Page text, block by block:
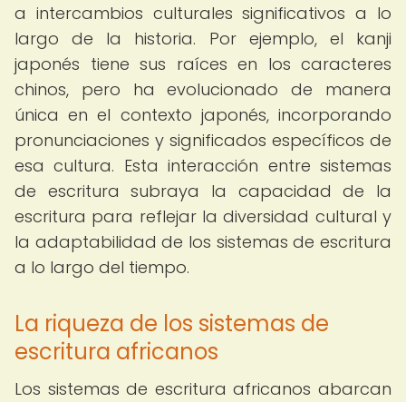
a intercambios culturales significativos a lo
largo de la historia. Por ejemplo, el kanji
japonés tiene sus raíces en los caracteres
chinos, pero ha evolucionado de manera
única en el contexto japonés, incorporando
pronunciaciones y significados específicos de
esa cultura. Esta interacción entre sistemas
de escritura subraya la capacidad de la
escritura para reflejar la diversidad cultural y
la adaptabilidad de los sistemas de escritura
a lo largo del tiempo.
La riqueza de los sistemas de
escritura africanos
Los sistemas de escritura africanos abarcan